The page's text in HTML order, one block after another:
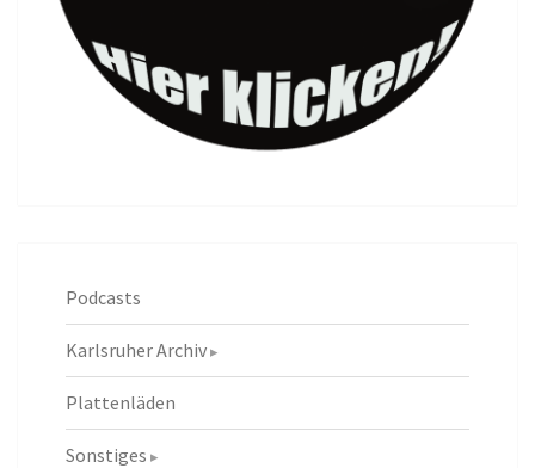
Podcasts
Karlsruher Archiv
Plattenläden
Sonstiges